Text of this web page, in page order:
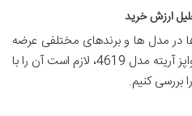
در مدل ها و برندهای مختلفی عرضه
می شوند. برای درک بهتر جایگاه هواپز آریته مدل 4619، لازم است آن را با
بررسی کنیم.